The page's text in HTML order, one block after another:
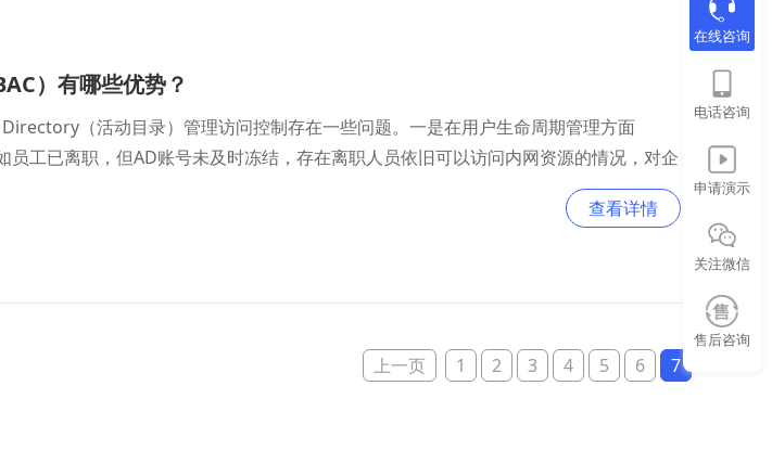
）有哪些优势？
（活动目录）管理访问控制存在一些问题。一是在用户生命周期管理方面
工已离职，但AD账号未及时冻结，存在离职人员依旧可以访问内网资源的情况，对企
查看详情
上一页 1 2 3 4 5 6 7
在线咨询
电话咨询
申请演示
关注微信
售后咨询